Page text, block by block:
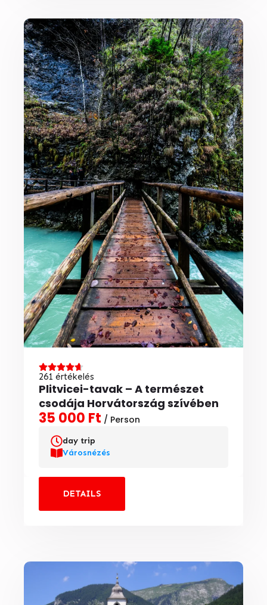
261 értékelés
Plitvicei-tavak – A természet
csodája Horvátország szívében
35 000 Ft / Person
day trip
Városnézés
DETAILS